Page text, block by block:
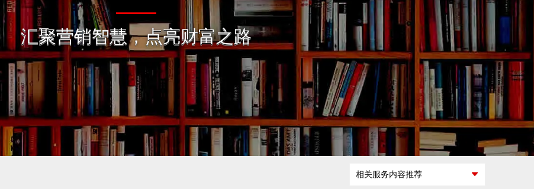
图 问题一站解决 · 品牌一战成名 提升广告效果，节省推广成本 全面提升咨询转化率
品牌战略咨询
品牌营销策划
品牌推广服务
品牌信息铺垫
短视频营销
知乎营销
B站营销
内容营销
直播营销
网红带货
视频号营销
百家号营销
宣传片摄制
明星/网红经纪
必应国内广告
投放
神马搜索竞价
推广
磁力引擎代运
营
谷歌海外推广
(SEM)
影视广告投放
品牌短剧广告
活动/发布会 自媒体营销 海外发稿 口碑营销
营销型网站建
设
集团网站建设
门户网站建设
外贸网站建设
网站运营维护
网站优化推广
网站技术服务
SEO、SEM培
训
产品商城网站
建设
手机电商解决
方案
互联网广告交
易平台开发
区块链平台解
微信小程序开
微官网搭建
微商城定制开
发
微活动策划
教育培训
手机数码
电子电器
电子商务
美容化妆品
粮油食品
五金机电
其它行业
汇聚营销智慧，点亮财富之路 互广旗下智能化商业智库 互广旗下商业数据深度挖掘工具 互广品牌经营管理研究课堂
展趋势 引领
选择增加您事业的成功概率
把“互广”经营成互联网广告的简称，帮
更多潜力企业实现商业蓝图
一切从沟通开始，联系即享专属方案，
别错过！
Hello,新朋友
感谢您的访问,您是否还想了解
互广能做什
么
互广做过什
么
如何开展合
怎么加入互
汇聚营销智慧，点亮财富之路
相关服务内容推荐